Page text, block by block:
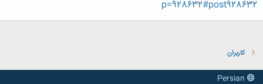
p=928632#post928632
کاربران